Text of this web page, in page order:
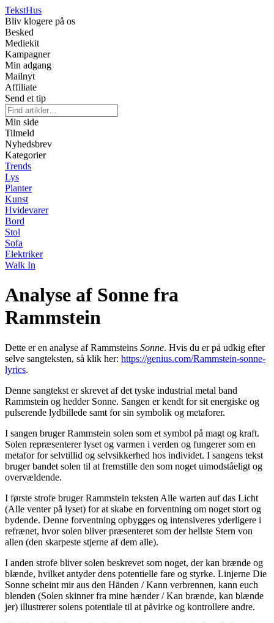
TekstHus
Bliv klogere på os
Besked
Mediekit
Kampagner
Min adgang
Mailnyt
Affiliate
Send et tip
Min side
Tilmeld
Nyhedsbrev
Kategorier
Trends
Lys
Planter
Kunst
Hvidevarer
Bord
Stol
Sofa
Elektriker
Walk In
Analyse af Sonne fra
Rammstein
Dette er en analyse af Rammsteins Sonne. Hvis du er på udkig efter
selve sangteksten, så klik her: https://genius.com/Rammstein-sonne-
lyrics.
Denne sangtekst er skrevet af det tyske industrial metal band
Rammstein og hedder Sonne. Sangen er kendt for sit energiske og
pulserende lydbillede samt for sin symbolik og metaforer.
I sangen bruger Rammstein solen som et symbol på magt og kraft.
Solen repræsenterer lyset og varmen i verden og fungerer som en
metafor for selvtillid og selvsikkerhed hos individet. I sangens tekst
bruger bandet solen til at fremstille den som noget uimodståeligt og
overvældende.
I første strofe bruger Rammstein teksten Alle warten auf das Licht
(Alle venter på lyset) for at skabe en forventning om noget stort og
bydende. Denne forventning opbygges og intensiveres yderligere i
refrænet, hvor solen bliver præsenteret som der hellste Stern von
allen (den skarpeste stjerne af dem alle).
I anden strofe bliver solen beskrevet som noget, der kan brænde og
blænde, hvilket antyder dens potentielle fare og styrke. Linjerne Die
Sonne scheint mir aus den Händen / Kann verbrennen, kann euch
blenden (Solen skinner fra mine hænder / Kan brænde, kan blænde
jer) illustrerer solens potentiale til at påvirke og kontrollere andre.